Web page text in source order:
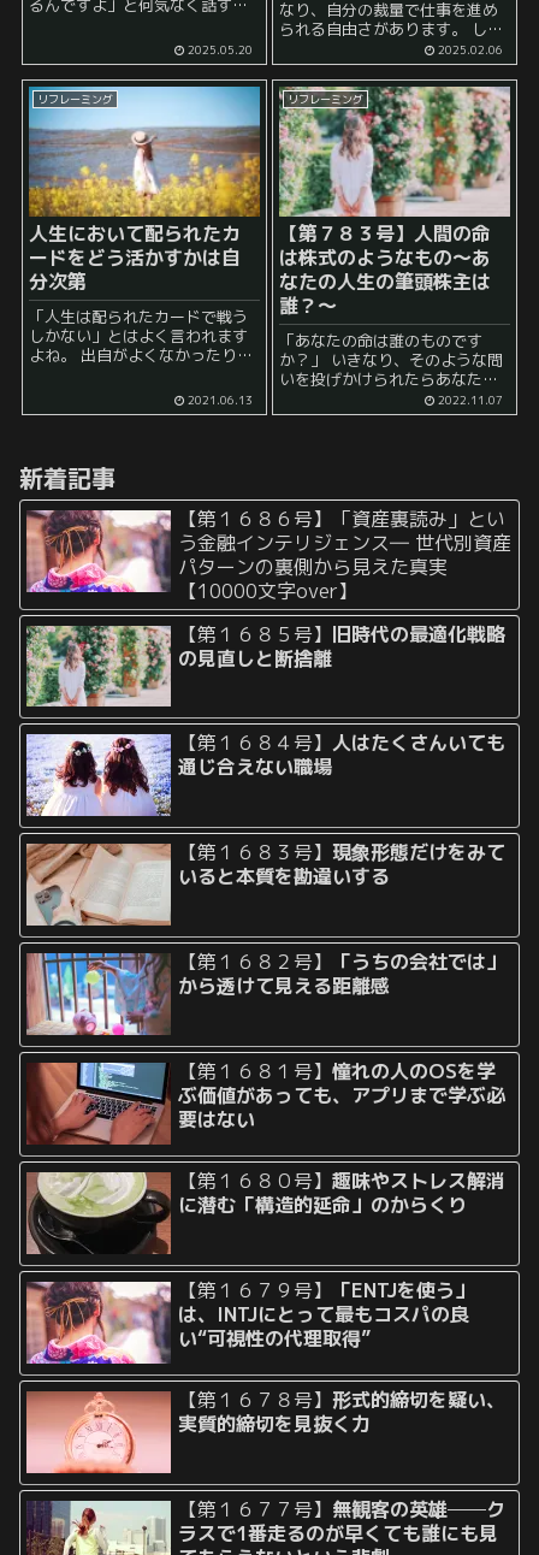
るんですよ」と何気なく話す人
こういう方針みたいで」と言う
人もいます。使っている言葉の
違いはわずかですが、その裏に
ある帰属意識や距離感には大き
な差が...
2025.05.20
なり、自分の裁量で仕事を進め
られる自由さがあります。 しか
し、その自由は諸刃の剣であ
り、状況によっては 「廃業した
くてもできない」 「逃げたくて
も逃げられない」 というリスク
を抱え込むこ...
2025.02.06
リフレーミング
人生において配られたカ
ードをどう活かすかは自
分次第
「人生は配られたカードで戦う
しかない」とはよく言われます
よね。 出自がよくなかったり、
弱であることなど、自分の状況
を他人と比べて嘆くことは容易
2021.06.13
リフレーミング
【第７８３号】人間の命
は株式のようなもの〜あ
なたの人生の筆頭株主は
誰？〜
「あなたの命は誰のものです
か？」 いきなり、そのような問
いを投げかけられたらあなたは
「私の命は私の物でしょ？」 と
2022.11.07
新着記事
【第１６８６号】「資産裏読み」とい
う金融インテリジェンス― 世代別資産
パターンの裏側から見えた真実
【10000文字over】
【第１６８５号】 旧時代の最適化戦略
の見直しと断捨離
【第１６８４号】人はたくさんいても
通じ合えない職場
【第１６８３号】現象形態だけをみて
いると本質を勘違いする
【第１６８２号】
「うちの会社では」
から透けて見える距離感
【第１６８１号】憧れの人のOSを学
ぶ価値があっても、アプリまで学ぶ必
要はない
【第１６８０号】趣味やストレス解消
に潜む「構造的延命」のからくり
【第１６７９号】
「ENTJを使う」
は、INTJにとって最もコスパの良
い“可視性の代理取得”
【第１６７８号】形式的締切を疑い、
実質的締切を見抜く力
【第１６７７号】 無観客の英雄──ク
ラスで1番走るのが早くても誰にも見